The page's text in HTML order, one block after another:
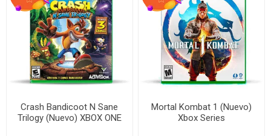
Crash Bandicoot N Sane
Trilogy (Nuevo) XBOX ONE
Mortal Kombat 1 (Nuevo)
Xbox Series